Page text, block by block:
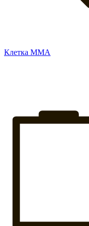
Клетка ММА